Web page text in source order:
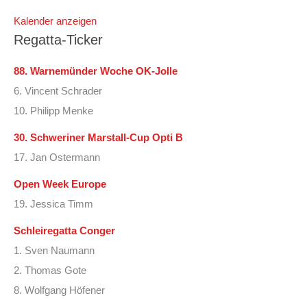
Kalender anzeigen
Regatta-Ticker
88. Warnemünder Woche OK-Jolle
6. Vincent Schrader
10. Philipp Menke
30. Schweriner Marstall-Cup Opti B
17. Jan Ostermann
Open Week Europe
19. Jessica Timm
Schleiregatta Conger
1. Sven Naumann
2. Thomas Gote
8. Wolfgang Höfener